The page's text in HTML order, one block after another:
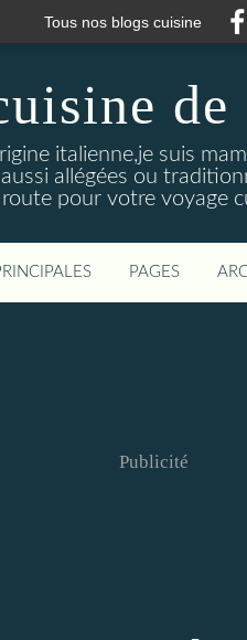
Tous nos blogs cuisine
de
italienne,je suis
allégées ou
pour votre voyage
PAGES
Publicité